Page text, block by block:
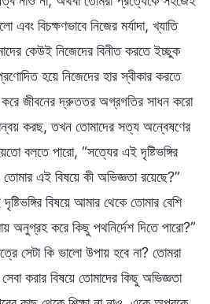
বিচক্ষণভাবে নিজের মর্যাদা, খ্যাতি
কেউই নিজেদের বিনীত করতে ইচ্ছুক
হয়ে নিজেদের হার স্বীকার করতে
জীবনের দ্রুততর অগ্রগতির সাধন করো
করছ, তখন তোমাদের সত্য অন্বেষণের
বলতে পারো, “সত্যের এই দৃষ্টিভঙ্গির
এই বিষয়ে কী অভিজ্ঞতা রয়েছে?”
বিষয়ে আমার থেকে তোমার বেশি
অনুগ্রহ করে কিছু পথনির্দেশ দিতে পারো?”
সেটা কি ভালো উপায় হবে না? তোমরা
করার বিষয়ে তোমাদের কিছু অভিজ্ঞতা